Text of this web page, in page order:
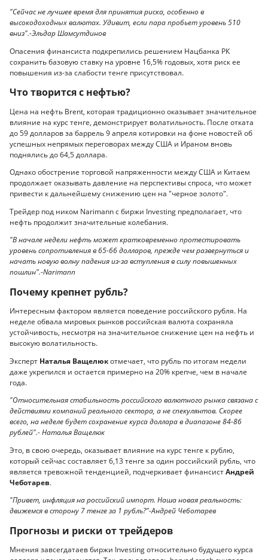
"Сейчас не лучшее время для принятия риска, особенно в
высокодоходных валютах. Удивит, если пара пробьет уровень 510
вниз".-Эльдар Шамсутдинов
Опасения финансиста подкрепились решением Нацбанка РК
сохранить базовую ставку на уровне 16,5% годовых, хотя риск ее
повышения из-за слабости тенге присутствовал.
Что творится с нефтью?
Цена на нефть Brent, которая традиционно оказывает значительное
влияние на курс тенге, демонстрирует волатильность. После отката
до 59 долларов за баррель 9 апреля котировки на фоне новостей об
успешных непрямых переговорах между США и Ираном вновь
поднялись до 64,5 доллара.
Однако обострение торговой напряженности между США и Китаем
продолжает оказывать давление на перспективы спроса, что может
привести к дальнейшему снижению цен на "черное золото".
Трейдер под ником Narimann с биржи Investing предполагает, что
нефть продолжит значительные колебания.
"В начале недели нефть может кратковременно протестировать
уровень сопротивления в 65-66 долларов, прежде чем развернуться и
начать новую волну падения из-за вступления в силу повышенных
пошлин".-Narimann
Почему крепнет рубль?
Интересным фактором является поведение российского рубля. На
неделе обвала мировых рынков российская валюта сохраняла
устойчивость, несмотря на значительное снижение цен на нефть и
высокую волатильность.
Эксперт Наталья Ващелюкотмечает, что рубль по итогам недели
даже укрепился и остается примерно на 20% крепче, чем в начале
года.
"Относительная стабильность российского валютного рынка связана с
действиями компаний реального сектора, а не спекулянтов. Скорее
всего, на неделе будет сохранение курса доллара в диапазоне 84-86
рублей".- Наталья Ващелюк
Это, в свою очередь, оказывает влияние на курс тенге к рублю,
который сейчас составляет 6,13 тенге за один российский рубль, что
является тревожной тенденцией, подчеркивает финансистАндрей
Чеботарев.
"Привет, инфляция на российский импорт. Наша новая реальность:
движемся в сторону 7 тенге за 1 рубль?"-Андрей Чеботарев
Прогнозы и риски от трейдеров
Мнения завсегдатаев биржи Investing относительно будущего курса